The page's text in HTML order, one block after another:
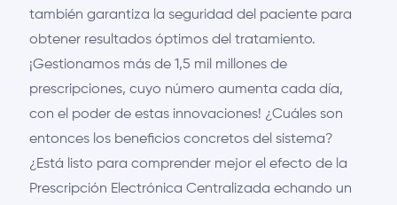
también garantiza la seguridad del paciente para
obtener resultados óptimos del tratamiento.
¡Gestionamos más de 1,5 mil millones de
prescripciones, cuyo número aumenta cada día,
con el poder de estas innovaciones! ¿Cuáles son
entonces los beneficios concretos del sistema?
¿Está listo para comprender mejor el efecto de la
Prescripción Electrónica Centralizada echando un